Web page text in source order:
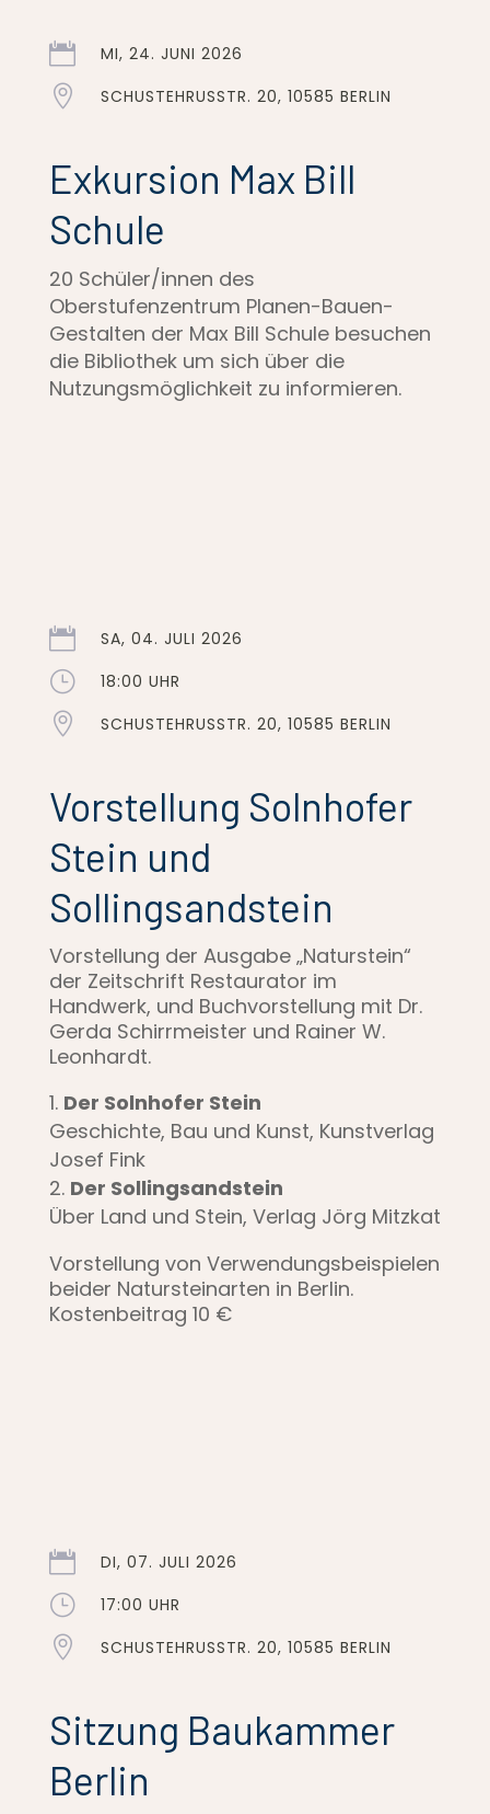
 MI, 24. JUNI 2026
 SCHUSTEHRUSSTR. 20, 10585 BERLIN
Exkursion Max Bill
Schule
20 Schüler/innen des
Oberstufenzentrum Planen-Bauen-
Gestalten der Max Bill Schule besuchen
die Bibliothek um sich über die
Nutzungsmöglichkeit zu informieren.
 SA, 04. JULI 2026
} 18:00 UHR
 SCHUSTEHRUSSTR. 20, 10585 BERLIN
Vorstellung Solnhofer
Stein und
Sollingsandstein
Vorstellung der Ausgabe „Naturstein“
der Zeitschrift Restaurator im
Handwerk, und Buchvorstellung mit Dr.
Gerda Schirrmeister und Rainer W.
Leonhardt.
Der Solnhofer Stein
Geschichte, Bau und Kunst, Kunstverlag
Josef Fink
Der Sollingsandstein
Über Land und Stein, Verlag Jörg Mitzkat
Vorstellung von Verwendungsbeispielen
beider Natursteinarten in Berlin.
Kostenbeitrag 10 €
 DI, 07. JULI 2026
} 17:00 UHR
 SCHUSTEHRUSSTR. 20, 10585 BERLIN
Sitzung Baukammer
Berlin